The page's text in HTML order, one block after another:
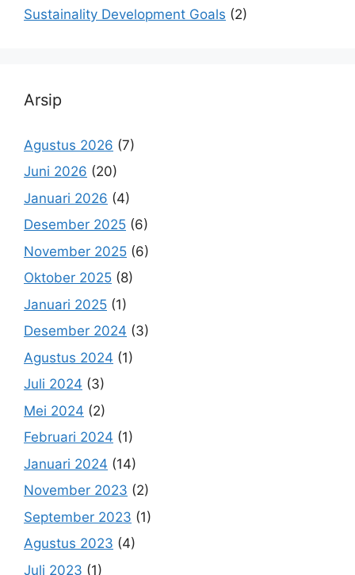
Sustainality Development Goals (2)
Arsip
Agustus 2026 (7)
Juni 2026 (20)
Januari 2026 (4)
Desember 2025 (6)
November 2025 (6)
Oktober 2025 (8)
Januari 2025 (1)
Desember 2024 (3)
Agustus 2024 (1)
Juli 2024 (3)
Mei 2024 (2)
Februari 2024 (1)
Januari 2024 (14)
November 2023 (2)
September 2023 (1)
Agustus 2023 (4)
Juli 2023 (1)